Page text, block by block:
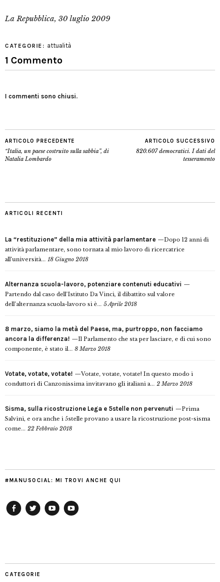
La Repubblica, 30 luglio 2009
CATEGORIE: attualità
1 Commento
I commenti sono chiusi.
ARTICOLO PRECEDENTE
“Italia, un paese costruito sulla sabbia”, di
Natalia Lombardo
ARTICOLO SUCCESSIVO
820.607 democratici. I dati del
tesseramento
ARTICOLI RECENTI
La “restituzione” della mia attività parlamentare
Dopo 12 anni di
attività parlamentare, sono tornata al mio lavoro di ricercatrice
all’università... 18 Giugno 2018
Alternanza scuola-lavoro, potenziare contenuti educativi
Partendo dal caso dell’Istituto Da Vinci, il dibattito sul valore
dell’alternanza scuola-lavoro si è... 5 Aprile 2018
8 marzo, siamo la metà del Paese, ma, purtroppo, non facciamo
ancora la differenza!
Il Parlamento che sta per lasciare, e di cui sono
componente, è stato il... 8 Marzo 2018
Votate, votate, votate!
Votate, votate, votate! In questo modo i
conduttori di Canzonissima invitavano gli italiani a... 2 Marzo 2018
Sisma, sulla ricostruzione Lega e 5stelle non pervenuti
Prima
Salvini, e ora anche i 5stelle provano a usare la ricostruzione post-sisma
come... 22 Febbraio 2018
#MANUSOCIAL: MI TROVI ANCHE QUI
CATEGORIE